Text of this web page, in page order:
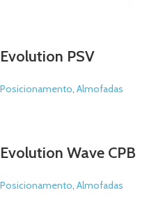
Evolution PSV
Posicionamento, Almofadas
Evolution Wave CPB
Posicionamento, Almofadas